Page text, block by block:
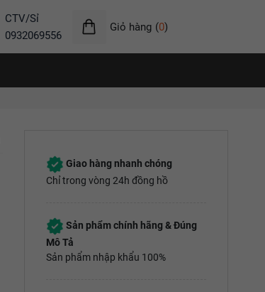
CTV/Sỉ
0932069556
Giỏ hàng (0)
Giao hàng nhanh chóng
Chỉ trong vòng 24h đồng hồ
Sản phẩm chính hãng & Đúng
Mô Tả
Sản phẩm nhập khẩu 100%